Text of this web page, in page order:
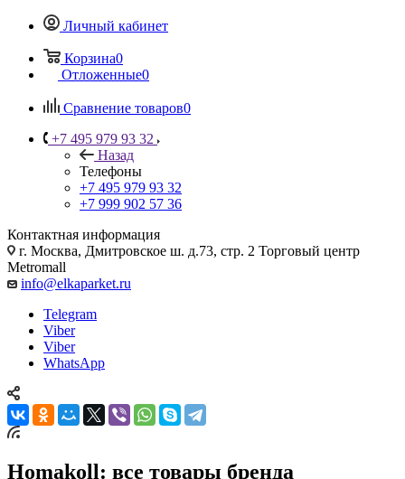
Личный кабинет
Корзина0
Отложенные0
Сравнение товаров0
+7 495 979 93 32
Назад
Телефоны
+7 495 979 93 32
+7 999 902 57 36
Контактная информация
г. Москва, Дмитровское ш. д.73, стр. 2 Торговый центр
Metromall
info@elkaparket.ru
Telegram
Viber
Viber
WhatsApp
Homakoll: все товары бренда